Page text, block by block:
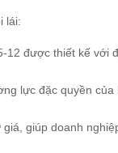
lái:
12 được thiết kế với
lực đặc quyền
giúp doanh